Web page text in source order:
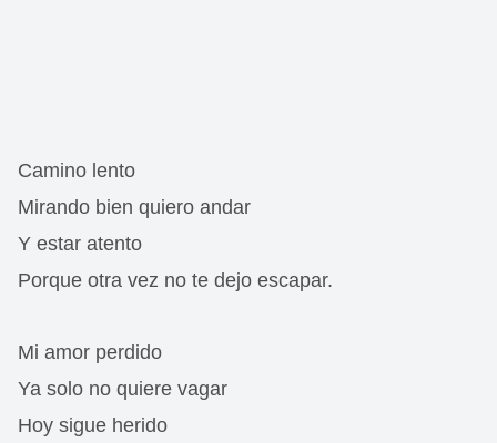
Camino lento
Mirando bien quiero andar
Y estar atento
Porque otra vez no te dejo escapar.
Mi amor perdido
Ya solo no quiere vagar
Hoy sigue herido